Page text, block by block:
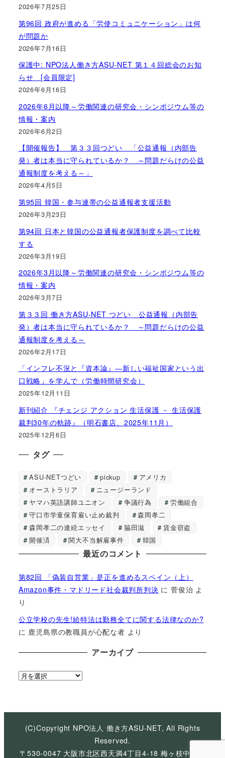
2026年7月25日
第96回 政府が進める「労使コミュニケーション」は何
が問題か
2026年7月16日
保護中: NPO法人働き方ASU-NET 第１４回総会のお知
らせ [会員限定]
2026年6月16日
2026年6月以降～労働関連の研究会・シンポジウム等の
情報・案内
2026年6月2日
【開催報告】 第３３回つどい 「公益通報（内部告
発）者は本当に守られているか？ ～問題だらけの公益
通報制度を考える～」
2026年4月5日
第95回 韓国・参与連帯の公益通報者支援活動
2026年3月23日
第94回 日本と韓国の公益通報者保護制度を調べて比較
する
2026年3月19日
2026年3月以降～労働関連の研究会・シンポジウム等の
情報・案内
2026年3月7日
第３３回 働き方ASU-NET つどい 公益通報（内部告
発）者は本当に守られているか？ ～問題だらけの公益
通報制度を考える～
2026年2月17日
「インフレ不況と『資本論』―新しい福祉国家という出
口戦略」を学んで（労働時間研究会）
2025年12月11日
新刊紹介 『チェンジ アクション 生活保護 － 生活保護
裁判30年の軌跡』（明石書店、2025年11月）
2025年12月6日
タグ
ASU-NETつどい pickup
アメリカ
オーストラリア
ニュージーランド
ヤマハ英語講師ユニオン
争議行為
労働組合
守口市学童保育雇い止め裁判
森岡孝二
森岡孝二の連続エッセイ
脇田滋
賃金窃盗
開催済
関大不当解雇事件 韓国
最近のコメント
第82回 「偽装自営業」是正を進めるスペイン（上）
Amazon事件・マドリード社会裁判所判決 に菅俊治 よ
り
公立学校の先生!給特法は勤務全てに関する法律なのか?
に 鹿児島県の教職員が心配な者 より
アーカイブ
ア
イ
(C)Copyright NPO法人 働き方ASU-NET, All Rights
Reserved.
〒530-0047 大阪市北区西天満4丁目4-18 梅ヶ枝中央ビ